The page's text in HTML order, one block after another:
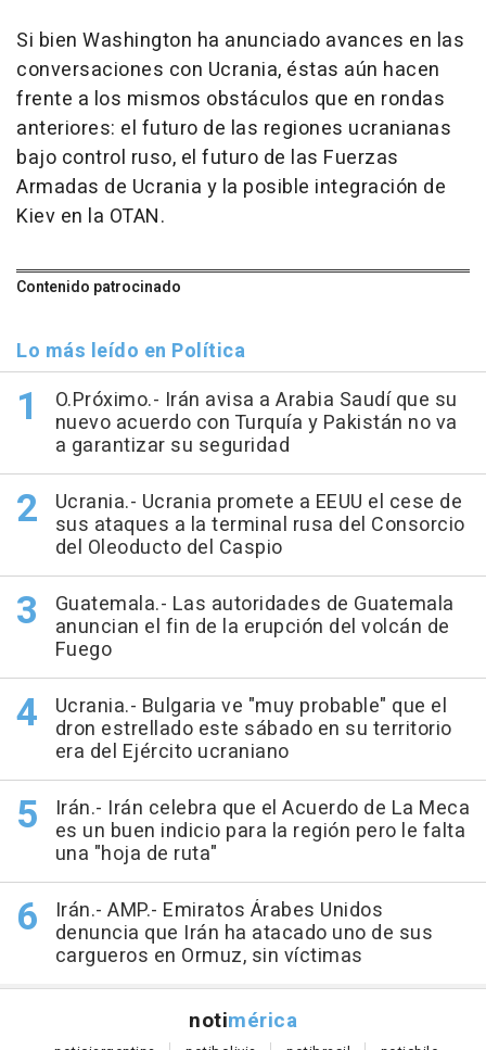
Si bien Washington ha anunciado avances en las
conversaciones con Ucrania, éstas aún hacen
frente a los mismos obstáculos que en rondas
anteriores: el futuro de las regiones ucranianas
bajo control ruso, el futuro de las Fuerzas
Armadas de Ucrania y la posible integración de
Kiev en la OTAN.
Contenido patrocinado
Lo más leído en Política
O.Próximo.- Irán avisa a Arabia Saudí que su
nuevo acuerdo con Turquía y Pakistán no va
a garantizar su seguridad
Ucrania.- Ucrania promete a EEUU el cese de
sus ataques a la terminal rusa del Consorcio
del Oleoducto del Caspio
Guatemala.- Las autoridades de Guatemala
anuncian el fin de la erupción del volcán de
Fuego
Ucrania.- Bulgaria ve "muy probable" que el
dron estrellado este sábado en su territorio
era del Ejército ucraniano
Irán.- Irán celebra que el Acuerdo de La Meca
es un buen indicio para la región pero le falta
una "hoja de ruta"
Irán.- AMP.- Emiratos Árabes Unidos
denuncia que Irán ha atacado uno de sus
cargueros en Ormuz, sin víctimas
notimérica